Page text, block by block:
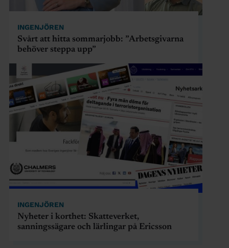
INGENJÖREN
Svårt att hitta sommarjobb: ”Arbetsgivarna
behöver steppa upp”
INGENJÖREN
Nyheter i korthet: Skatteverket,
sanningssägare och lärlingar på Ericsson